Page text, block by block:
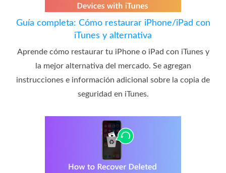
Guía completa: Cómo restaurar iPhone/iPad con
iTunes y alternativa
Aprende cómo restaurar tu iPhone o iPad con iTunes y
la mejor alternativa del mercado. Se agregan
instrucciones e información adicional sobre la copia de
seguridad en iTunes.